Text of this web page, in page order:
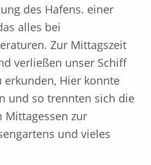
des Hafens. einer
alles bei
Zur Mittagszeit
verließen unser Schiff
Hier konnte
und so trennten sich die
Mittagessen zur
und vieles